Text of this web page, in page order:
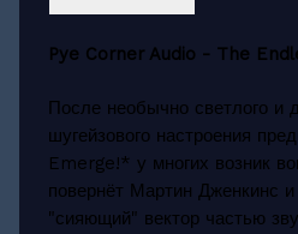
Pye Corner Audio - The
После необычно светлого и
шугейзового настроения
Emerge!* у многих возник
повернёт Мартин Дженкинс и
"сияющий" вектор частью